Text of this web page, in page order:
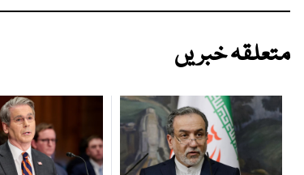
متعلقہ خبریں